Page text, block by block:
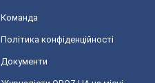
Команда
Політика конфіденційності
Документи